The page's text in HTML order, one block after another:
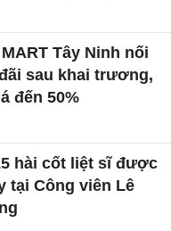
Tây Ninh nối
sau khai trương,
đến 50%
hài cốt liệt sĩ được
tại Công viên Lê